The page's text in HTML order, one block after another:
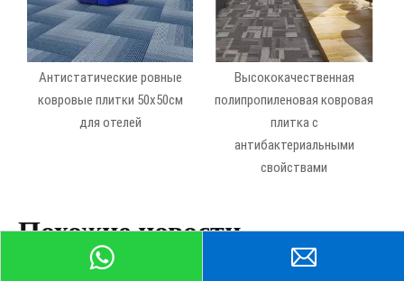
Антистатические ровные
ковровые плитки 50x50см
для отелей
Высококачественная
полипропиленовая ковровая
плитка с
антибактериальными
свойствами
Похожие новости